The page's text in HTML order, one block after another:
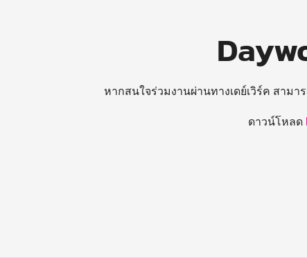
หากสนใจร่วมงานผ่านทางเดย์เวิร์ค สาม
ดาวน์โหลด